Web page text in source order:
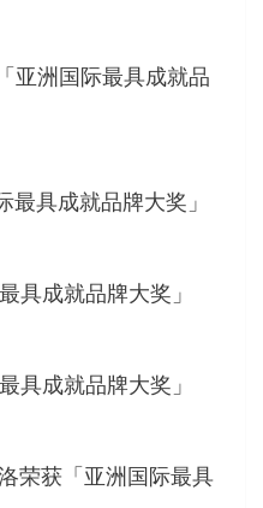
亚洲国际最具成就品
最具成就品牌大奖」
具成就品牌大奖」
具成就品牌大奖」
荣获「亚洲国际最具